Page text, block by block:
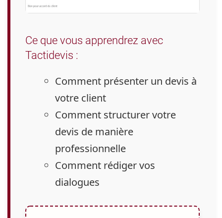
Ce que vous apprendrez avec
Tactidevis :
Comment présenter un devis à
votre client
Comment structurer votre
devis de manière
professionnelle
Comment rédiger vos
dialogues